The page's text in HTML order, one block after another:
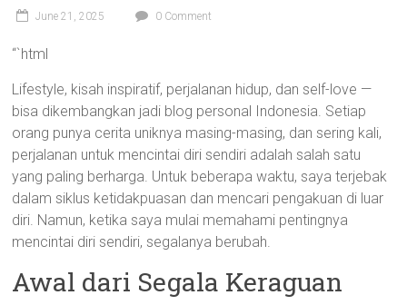
June 21, 2025 0 Comment
“`html
Lifestyle, kisah inspiratif, perjalanan hidup, dan self-love —
bisa dikembangkan jadi blog personal Indonesia. Setiap
orang punya cerita uniknya masing-masing, dan sering kali,
perjalanan untuk mencintai diri sendiri adalah salah satu
yang paling berharga. Untuk beberapa waktu, saya terjebak
dalam siklus ketidakpuasan dan mencari pengakuan di luar
diri. Namun, ketika saya mulai memahami pentingnya
mencintai diri sendiri, segalanya berubah.
Awal dari Segala Keraguan